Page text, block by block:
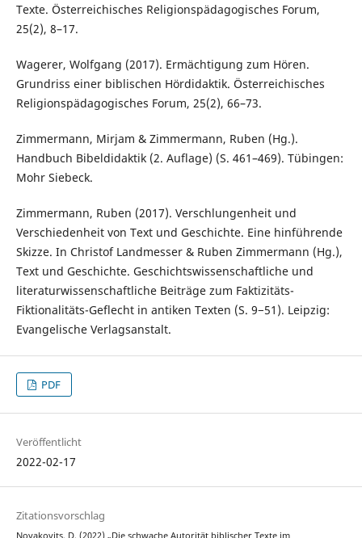
Texte. Österreichisches Religionspädagogisches Forum,
25(2), 8–17.
Wagerer, Wolfgang (2017). Ermächtigung zum Hören.
Grundriss einer biblischen Hördidaktik. Österreichisches
Religionspädagogisches Forum, 25(2), 66–73.
Zimmermann, Mirjam & Zimmermann, Ruben (Hg.).
Handbuch Bibeldidaktik (2. Auflage) (S. 461–469). Tübingen:
Mohr Siebeck.
Zimmermann, Ruben (2017). Verschlungenheit und
Verschiedenheit von Text und Geschichte. Eine hinführende
Skizze. In Christof Landmesser & Ruben Zimmermann (Hg.),
Text und Geschichte. Geschichtswissenschaftliche und
literaturwissenschaftliche Beiträge zum Faktizitäts-
Fiktionalitäts-Geflecht in antiken Texten (S. 9−51). Leipzig:
Evangelische Verlagsanstalt.
PDF
Veröffentlicht
2022-02-17
Zitationsvorschlag
Novakovits, D. (2022) „Die schwache Autorität biblischer Texte im